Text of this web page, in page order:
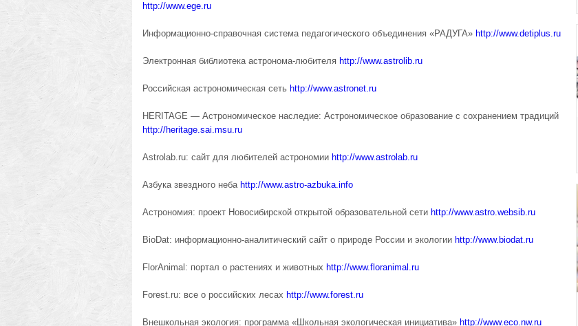
http://www.ege.ru
Информационно-справочная система педагогического объединения «РАДУГА» http://www.detiplus.ru
Электронная библиотека астронома-любителя http://www.astrolib.ru
Российская астрономическая сеть http://www.astronet.ru
HERITAGE — Астрономическое наследие: Астрономическое образование с сохранением традиций
http://heritage.sai.msu.ru
Astrolab.ru: сайт для любителей астрономии http://www.astrolab.ru
Азбука звездного неба http://www.astro-azbuka.info
Астрономия: проект Новосибирской открытой образовательной сети http://www.astro.websib.ru
BioDat: информационно-аналитический сайт о природе России и экологии http://www.biodat.ru
FlorAnimal: портал о растениях и животных http://www.floranimal.ru
Forest.ru: все о российских лесах http://www.forest.ru
Внешкольная экология: программа «Школьная экологическая инициатива» http://www.eco.nw.ru